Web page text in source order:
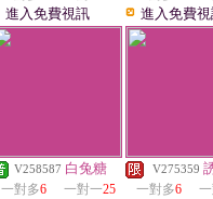
進入免費視訊 進入免費
V258587 白兔糖
一對多6 一對一25
V275359
一對多6